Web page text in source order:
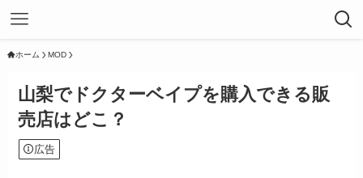
ホーム MOD
山梨でドクターベイプを購入できる販
売店はどこ？
広告